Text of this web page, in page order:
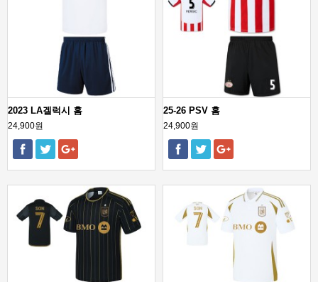
2023 LA겔럭시 홈
24,900원
25-26 PSV 홈
24,900원